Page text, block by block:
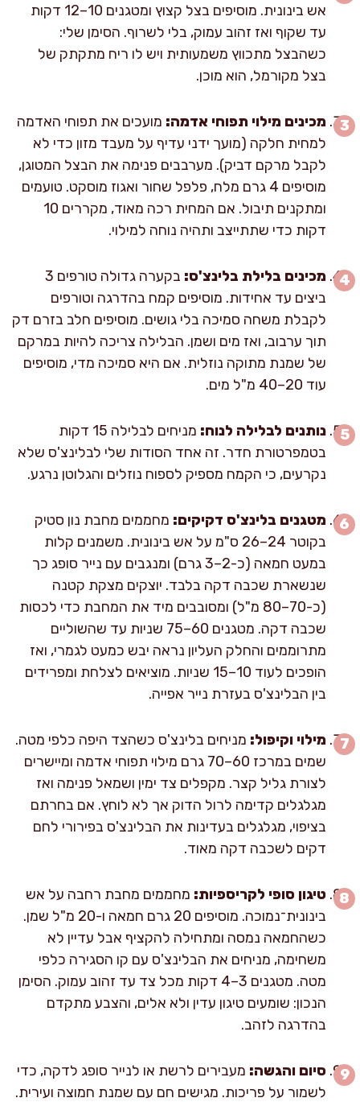
אש בינונית. מוסיפים בצל קצוץ ומטגנים 10–12 דקות
עד שקוף ואז זהוב עמוק, בלי לשרוף. הסימן שלי:
כשהבצל מתכווץ משמעותית ויש לו ריח מתקתק של
בצל מקורמל, הוא מוכן.
מכינים מילוי תפוחי אדמה: מועכים את תפוחי האדמה
למחית חלקה (מועך ידני עדיף על מעבד מזון כדי לא
לקבל מרקם דביק). מערבבים פנימה את הבצל המטוגן,
מוסיפים 4 גרם מלח, פלפל שחור ואגוז מוסקט. טועמים
ומתקנים תיבול. אם המחית רכה מאוד, מקררים 10
דקות כדי שתתייצב ותהיה נוחה למילוי.
מכינים בלילת בלינצ'ס:
בקערה גדולה טורפים 3
ביצים עד אחידות. מוסיפים קמח בהדרגה וטורפים
לקבלת משחה סמיכה בלי גושים. מוסיפים חלב בזרם דק
תוך ערבוב, ואז מים ושמן. הבלילה צריכה להיות במרקם
של שמנת מתוקה נוזלית. אם היא סמיכה מדי, מוסיפים
עוד 20–40 מ"ל מים.
נותנים לבלילה לנוח:
מניחים לבלילה 15 דקות
בטמפרטורת חדר. זה אחד הסודות שלי לבלינצ'ס שלא
נקרעים, כי הקמח מספיק לספוח נוזלים והגלוטן נרגע.
מטגנים בלינצ'ס דקיקים: מחממים מחבת נון סטיק
בקוטר 24–26 ס"מ על אש בינונית. משמנים קלות
במעט חמאה (כ-2–3 גרם) ומנגבים עם נייר סופג כך
שנשארת שכבה דקה בלבד. יוצקים מצקת קטנה
(כ-70–80 מ"ל) ומסובבים מיד את המחבת כדי לכסות
שכבה דקה. מטגנים 60–75 שניות עד שהשוליים
מתרוממים והחלק העליון נראה יבש כמעט לגמרי, ואז
הופכים לעוד 10–15 שניות. מוציאים לצלחת ומפרידים
בין הבלינצ'ס בעזרת נייר אפייה.
מילוי וקיפול: מניחים בלינצ'ס כשהצד היפה כלפי מטה.
שמים במרכז 60–70 גרם מילוי תפוחי אדמה ומיישרים
לצורת גליל קצר. מקפלים צד ימין ושמאל פנימה ואז
מגלגלים קדימה לרול הדוק אך לא לוחץ. אם בחרתם
בציפוי, מגלגלים בעדינות את הבלינצ'ס בפירורי לחם
דקים לשכבה דקה מאוד.
טיגון סופי לקריספיות: מחממים מחבת רחבה על אש
בינונית־נמוכה. מוסיפים 20 גרם חמאה ו-20 מ"ל שמן.
כשהחמאה נמסה ומתחילה להקציף אבל עדיין לא
משחימה, מניחים את הבלינצ'ס עם קו הסגירה כלפי
מטה. מטגנים 3–4 דקות מכל צד עד זהוב עמוק. הסימן
הנכון: שומעים טיגון עדין ולא אלים, והצבע מתקדם
בהדרגה לזהב.
סיום והגשה: מעבירים לרשת או לנייר סופג לדקה, כדי
לשמור על פריכות. מגישים חם עם שמנת חמוצה ועירית.